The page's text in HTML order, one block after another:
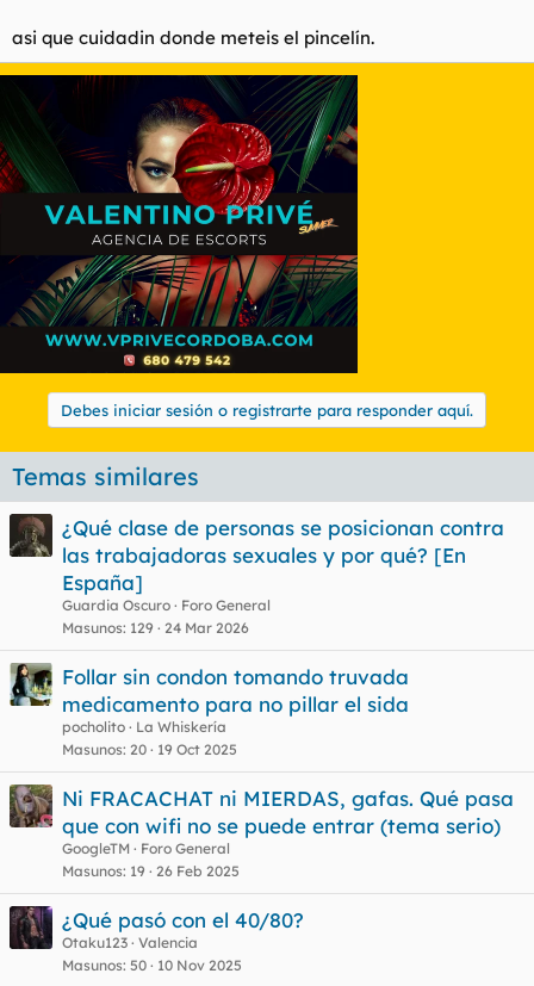
asi que cuidadin donde meteis el pincelín.
Debes iniciar sesión o registrarte para responder aquí.
Temas similares
¿Qué clase de personas se posicionan contra
las trabajadoras sexuales y por qué? [En
España]
Guardia Oscuro
Foro General
Masunos 129 24 Mar 2026
Follar sin condon tomando truvada
medicamento para no pillar el sida
pocholito
La Whiskería
Masunos 20 19 Oct 2025
Ni FRACACHAT ni MIERDAS, gafas. Qué pasa
que con wifi no se puede entrar (tema serio)
GoogleTM
Foro General
Masunos 19 26 Feb 2025
¿Qué pasó con el 40/80?
Otaku123 Valencia
Masunos 50 10 Nov 2025